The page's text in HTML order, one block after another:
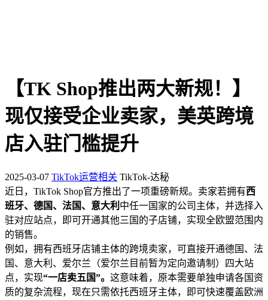
【TK Shop推出两大新规！】
现仅接受企业卖家，美英跨境
店入驻门槛提升
2025-03-07 TikTok运营相关 TikTok-达秘
近日，TikTok Shop官方推出了一项重磅新规。卖家若拥有西
班牙、德国、法国、意大利 中任一国家的公司主体，并选择入
驻对应站点，即可开通其他三国的子店铺，实现全欧盟范围内
的销售。
例如，拥有西班牙店铺主体的跨境卖家，可直接开通德国、法
国、意大利、爱尔兰（爱尔兰目前暂为定向邀请制）四大站
点，实现“一店卖五国”。 这意味着，原本需要单独申请各国资
质的复杂流程，现在只需依托西班牙主体，即可快速覆盖欧洲